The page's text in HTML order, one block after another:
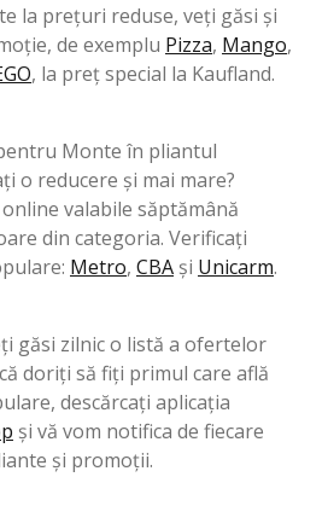
la prețuri reduse, veți găsi și
de exemplu Pizza, Mango,
, la preț special la Kaufland.
Monte în pliantul
o reducere și mai mare?
valabile săptămână
din categoria. Verificați
Metro, CBA şi Unicarm.
găsi zilnic o listă a ofertelor
doriți să fiți primul care află
descărcați aplicația
și vă vom notifica de fiecare
și promoții.